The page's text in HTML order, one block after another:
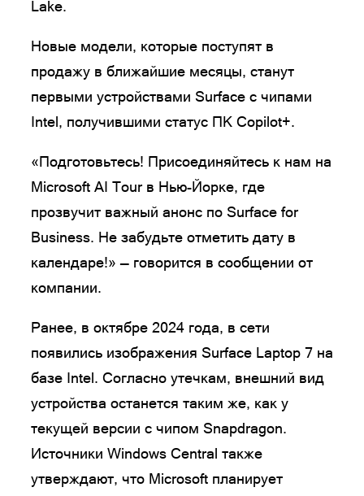
Lake.
Новые модели, которые поступят в
продажу в ближайшие месяцы, станут
первыми устройствами Surface с чипами
Intel, получившими статус ПК Copilot+.
«Подготовьтесь! Присоединяйтесь к нам на
Microsoft AI Tour в Нью-Йорке, где
прозвучит важный анонс по Surface for
Business. Не забудьте отметить дату в
календаре!» — говорится в сообщении от
компании.
Ранее, в октябре 2024 года, в сети
появились изображения Surface Laptop 7 на
базе Intel. Согласно утечкам, внешний вид
устройства останется таким же, как у
текущей версии с чипом Snapdragon.
Источники Windows Central также
утверждают, что Microsoft планирует